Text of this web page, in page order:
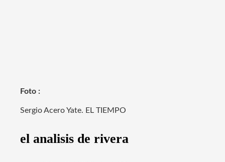
Foto :
Sergio Acero Yate. EL TIEMPO
el analisis de rivera